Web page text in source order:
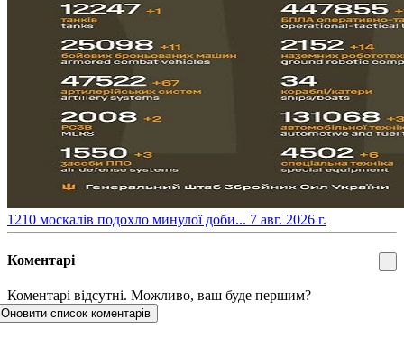
​1210 москалів подохло минулої доби... 7 авг. 2026 г.
Коментарі
Коментарі відсутні. Можливо, ваш буде першим?
Оновити список коментарів